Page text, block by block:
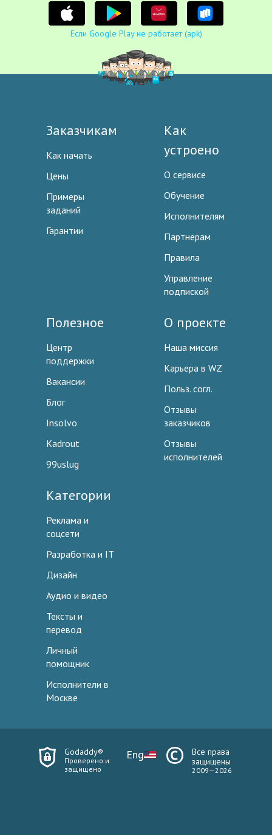
Если Google Play не работает (apk)
Заказчикам
Как начать
Цены
Примеры
заданий
Гарантии
Как
устроено
О сервисе
Обучение
Исполнителям
Партнерам
Правила
Управление
подпиской
Полезное
Центр
поддержки
Вакансии
Блог
Insolvo
Kadrout
99uslug
О проекте
Наша миссия
Карьера в WZ
Польз. согл.
Отзывы
заказчиков
Отзывы
исполнителей
Категории
Реклама и
соцсети
Разработка и IT
Дизайн
Аудио и видео
Тексты и
перевод
Личный
помощник
Исполнители в
Москве
Godaddy®
Проверено и
защищено
Eng
Все права
защищены
2009—2026